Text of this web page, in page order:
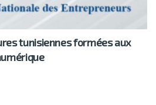
tunisiennes formées aux